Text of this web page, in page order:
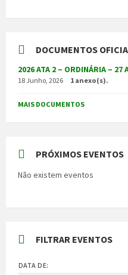
DOCUMENTOS
2026 ATA 2 – ORDINÁRIA – 27
18 Junho, 2026 1 anexo(s).
MAIS DOCUMENTOS
PRÓXIMOS EVENTOS
Não existem eventos
FILTRAR EVENTOS
DATA DE: